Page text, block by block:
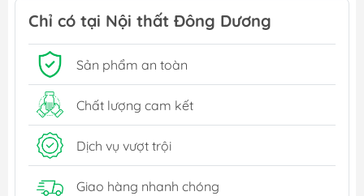
Chỉ có tại Nội thất Đông Dương
Sản phẩm an toàn
Chất lượng cam kết
Dịch vụ vượt trội
Giao hàng nhanh chóng